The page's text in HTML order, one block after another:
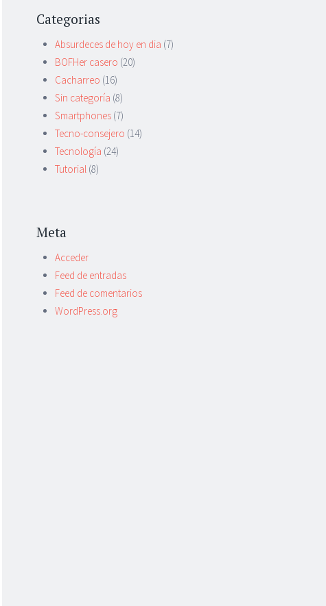
Categorias
Absurdeces de hoy en dia (7)
BOFHer casero (20)
Cacharreo (16)
Sin categoría (8)
Smartphones (7)
Tecno-consejero (14)
Tecnología (24)
Tutorial (8)
Meta
Acceder
Feed de entradas
Feed de comentarios
WordPress.org